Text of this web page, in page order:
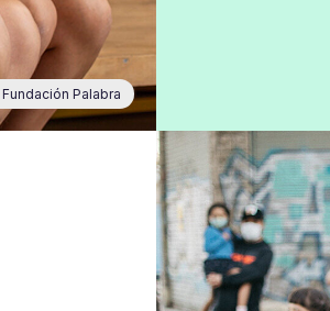
Fundación Palabra